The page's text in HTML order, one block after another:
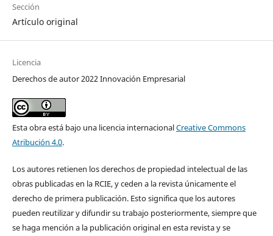
Sección
Artículo original
Licencia
Derechos de autor 2022 Innovación Empresarial
Esta obra está bajo una licencia internacionalCreative Commons
Atribución 4.0.
Los autores retienen los derechos de propiedad intelectual de las
obras publicadas en la RCIE, y ceden a la revista únicamente el
derecho de primera publicación. Esto significa que los autores
pueden reutilizar y difundir su trabajo posteriormente, siempre que
se haga mención a la publicación original en esta revista y se